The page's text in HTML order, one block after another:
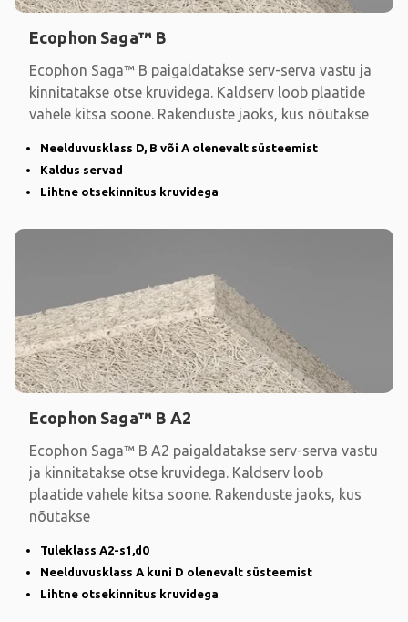
Ecophon Saga™ B
Ecophon Saga™ B paigaldatakse serv-serva vastu ja
kinnitatakse otse kruvidega. Kaldserv loob plaatide
vahele kitsa soone. Rakenduste jaoks, kus nõutakse
Neelduvusklass D, B või A olenevalt süsteemist
Kaldus servad
Lihtne otsekinnitus kruvidega
Ecophon Saga™ B A2
Ecophon Saga™ B A2 paigaldatakse serv-serva vastu
ja kinnitatakse otse kruvidega. Kaldserv loob
plaatide vahele kitsa soone. Rakenduste jaoks, kus
nõutakse
Tuleklass A2-s1,d0
Neelduvusklass A kuni D olenevalt süsteemist
Lihtne otsekinnitus kruvidega